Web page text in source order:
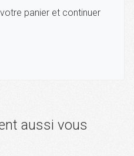
panier et continuer
aussi vous